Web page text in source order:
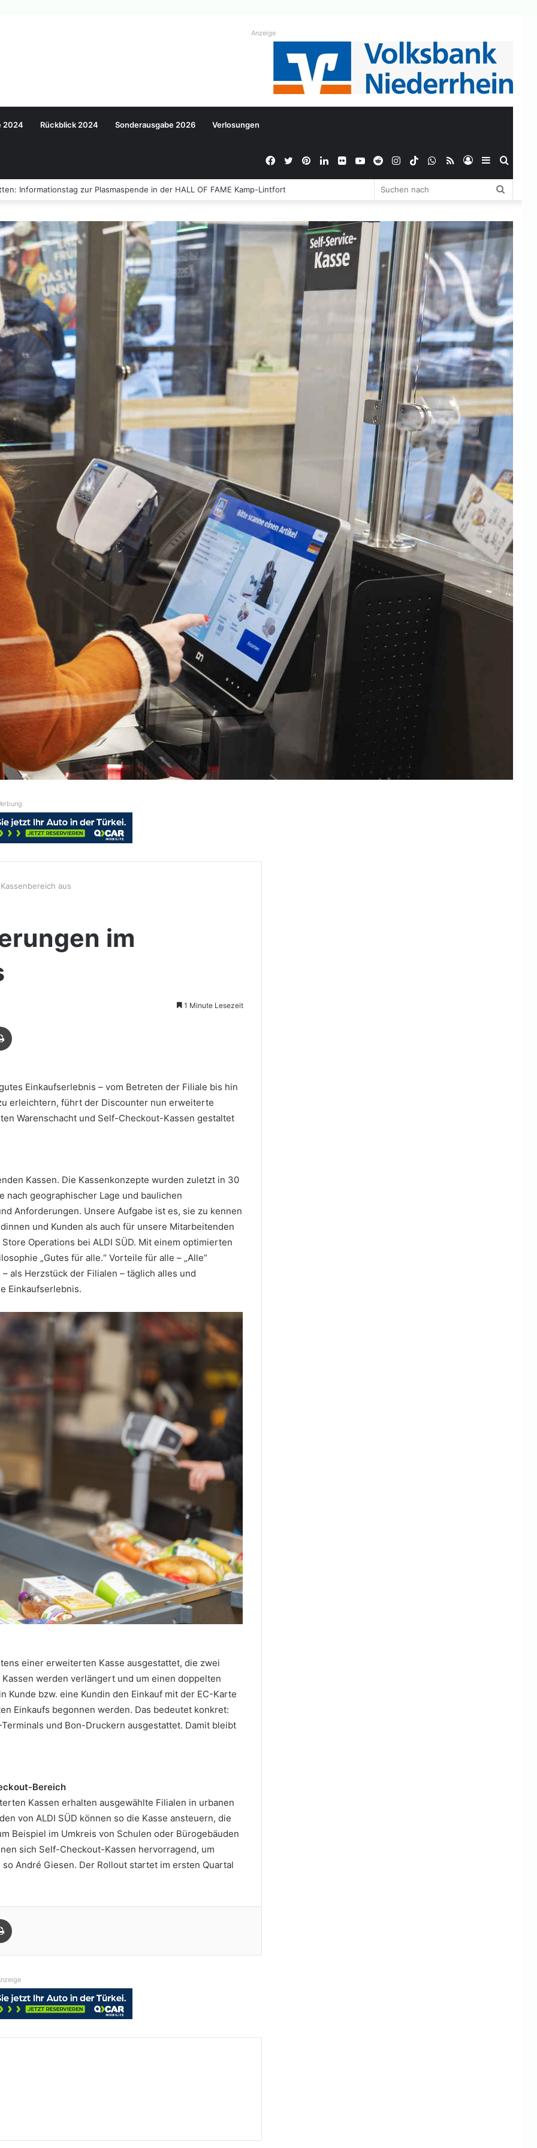
Anzeige
2024 Rückblick 2024 Sonderausgabe 2026 Verlosungen
Sidebar
Anmelden
RSS
WhatsApp
TikTok
Instagram
Reddit
YouTube
Flickr
LinkedIn
Pinterest
Twitter
Facebook
Informationstag zur Plasmaspende in der HALL OF FAME Kamp-Lintfort
aus
im
1 Minute Lesezeit
Einkaufserlebnis – vom Betreten der Filiale bis hin
erleichtern, führt der Discounter nun erweiterte
Warenschacht und Self-Checkout-Kassen gestaltet
Kassen. Die Kassenkonzepte wurden zuletzt in 30
nach geographischer Lage und baulichen
Anforderungen. Unsere Aufgabe ist es, sie zu kennen
und Kunden als auch für unsere Mitarbeitenden
Operations bei ALDI SÜD. Mit einem optimierten
„Gutes für alle.“ Vorteile für alle – „Alle“
als Herzstück der Filialen – täglich alles und
Einkaufserlebnis.
einer erweiterten Kasse ausgestattet, die zwei
werden verlängert und um einen doppelten
Kunde bzw. eine Kundin den Einkauf mit der EC-Karte
Einkaufs begonnen werden. Das bedeutet konkret:
und Bon-Druckern ausgestattet. Damit bleibt
Bereich
Kassen erhalten ausgewählte Filialen in urbanen
von ALDI SÜD können so die Kasse ansteuern, die
Beispiel im Umkreis von Schulen oder Bürogebäuden
sich Self-Checkout-Kassen hervorragend, um
André Giesen. Der Rollout startet im ersten Quartal